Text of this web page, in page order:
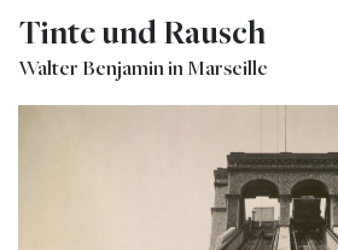
Tinte und Rausch
Walter Benjamin in Marseille